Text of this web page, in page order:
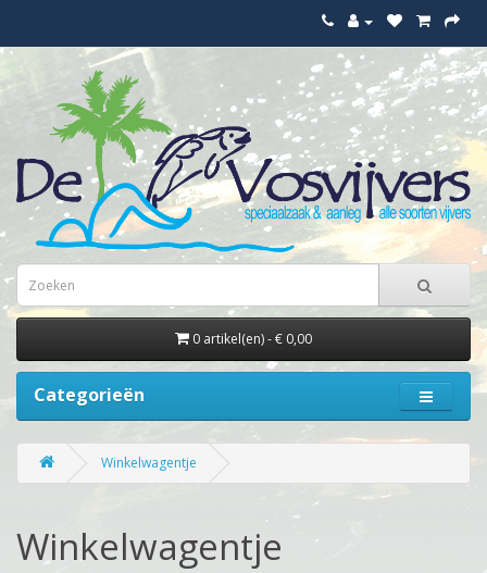
0 artikel(en) - € 0,00
Categorieën
Winkelwagentje
Winkelwagentje